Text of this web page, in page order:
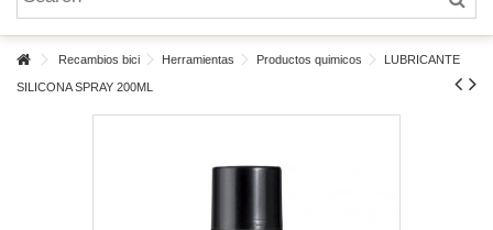
Recambios bici Herramientas Productos quimicos LUBRICANTE
SILICONA SPRAY 200ML